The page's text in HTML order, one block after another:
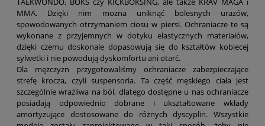
MMA. Dzięki nim można uniknąć bolesnych urazów,
spowodowanych otrzymaniem ciosu w piersi. Ochraniacze te są
wykonane z przyjemnych w dotyku elastycznych materiałów,
dzięki czemu doskonale dopasowują się do kształtów kobiecej
sylwetki i nie powodują dyskomfortu ani otarć.
Dla mężczyzn przygotowaliśmy ochraniacze zabezpieczające
strefę krocza, czyli suspensoria. Ta część męskiego ciała jest
szczególnie wrażliwa na ból, dlatego dostępne u nas ochraniacze
posiadają odpowiednio dobrane i ukształtowane wkłady
amortyzujące dostosowane do różnych dyscyplin. Wszystkie